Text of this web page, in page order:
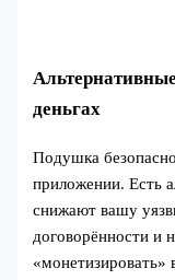
деньгах
Подушка
приложении. Есть
снижают вашу
договорённости и
«монетизировать»